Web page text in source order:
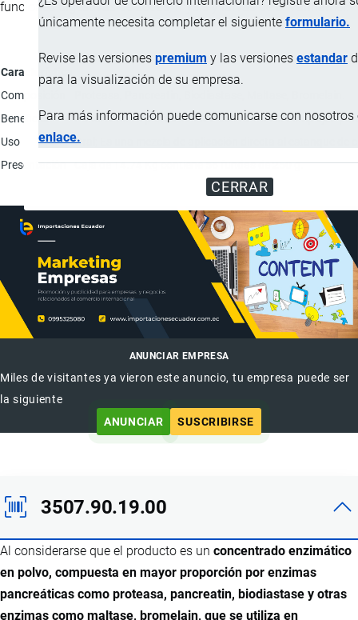
únicamente necesita completar el siguiente formulario.
Revise las versiones premium y las versiones estandar
para la visualización de su empresa.
Para más información puede comunicarse con nosotros
enlace.
CERRAR
funciones digestivas de zoeas, mysis y larvas de L. Vannamei.
Característica
Composición
Beneficios
Pancreatin es perfeccionado con fórmulas complejas
Uso
Oral; Es una mezcla de aplicación directa al estanque
Presentación
Caja de 14.74 Kg contiene 56 fundas de 250 g.
ANUNCIAR EMPRESA
Miles de visitantes ya vieron este anuncio, tu empresa puede ser
la siguiente
ANUNCIAR
SUSCRIBIRSE
3507.90.19.00
Al considerarse que el producto es un concentrado enzimático
en polvo, compuesta en mayor proporción por enzimas
pancreáticas como proteasa, pancreatin, biodiastase y otras
enzimas como maltase, bromelain, que se utiliza en